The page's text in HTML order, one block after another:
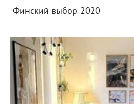
Финский выбор 2020